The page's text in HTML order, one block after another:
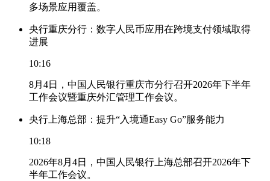
多场景应用覆盖。
央行重庆分行：数字人民币应用在跨境支付领域取得
进展
10:16
8月4日，中国人民银行重庆市分行召开2026年下半年
工作会议暨重庆外汇管理工作会议。
央行上海总部：提升“入境通Easy Go”服务能力
10:18
2026年8月4日，中国人民银行上海总部召开2026年下
半年工作会议。